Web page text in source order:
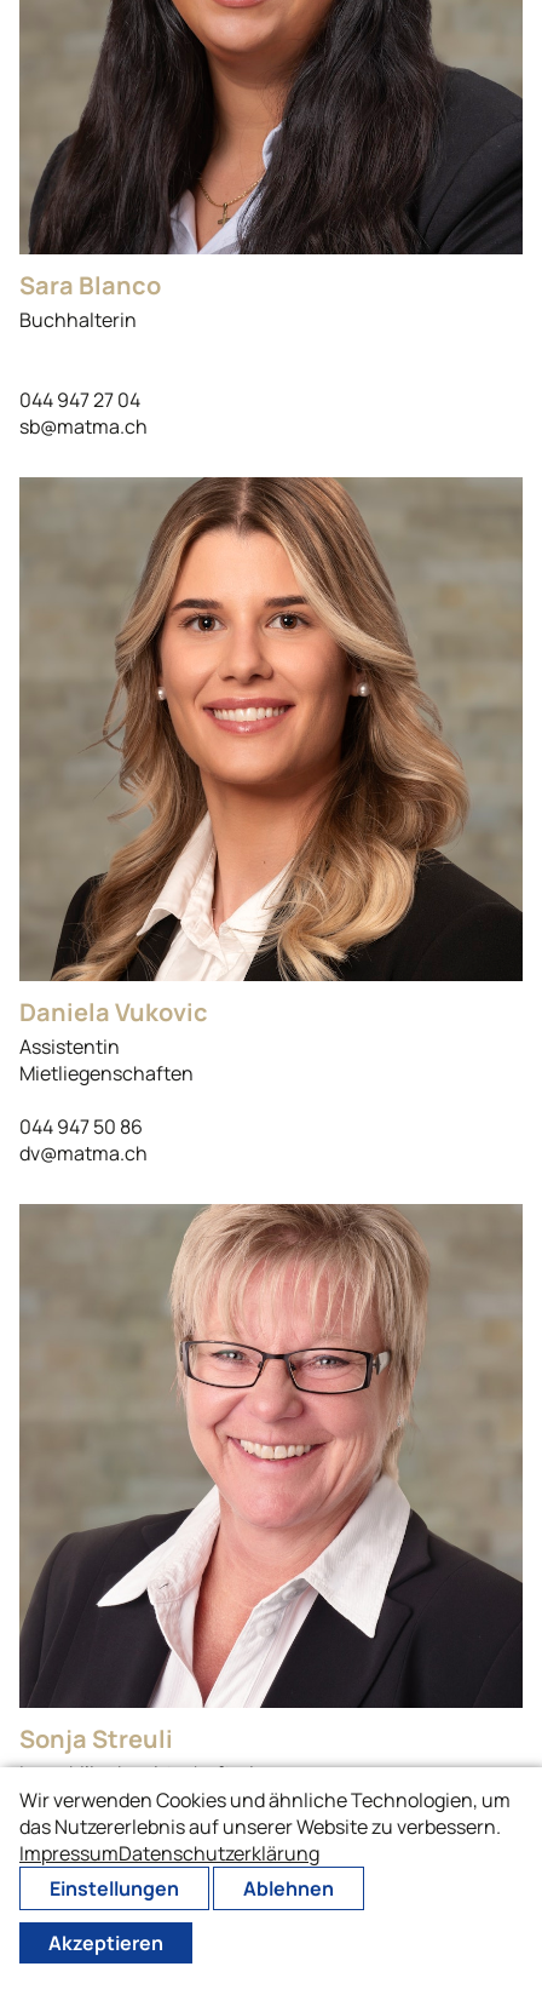
Sara Blanco
Buchhalterin
044 947 27 04
sb@matma.ch
Daniela Vukovic
Assistentin
Mietliegenschaften
044 947 50 86
dv@matma.ch
Sonja Streuli
Immobilienbewirtschafterin
Stockwerkeigentum
044 947 50 18
st@matma.ch
Wir verwenden Cookies und ähnliche Technologien, um
das Nutzererlebnis auf unserer Website zu verbessern.
ImpressumDatenschutzerklärung
Einstellungen
Ablehnen
Akzeptieren